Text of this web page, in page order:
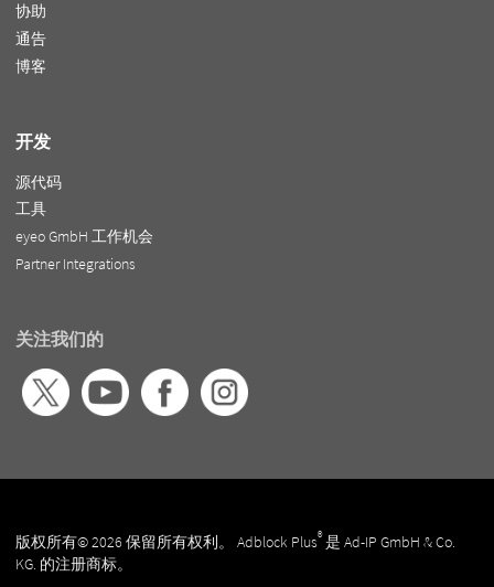
协助
通告
博客
开发
源代码
工具
eyeo GmbH 工作机会
Partner Integrations
关注我们的
版权所有© 2026 保留所有权利。 Adblock Plus®是 Ad-IP GmbH & Co.
KG. 的注册商标。